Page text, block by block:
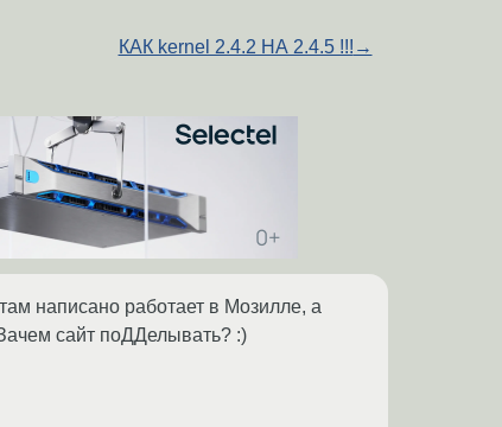
КАК kernel 2.4.2 НА 2.4.5 !!! →
написано работает в Мозилле, а
сайт поДДелывать? :)